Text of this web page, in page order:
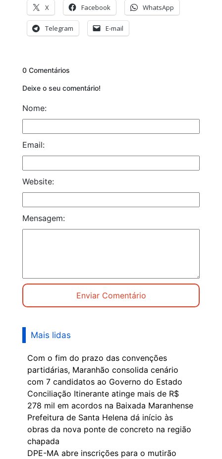
X Facebook WhatsApp
Telegram E-mail
0 Comentários
Deixe o seu comentário!
Nome:
Email:
Website:
Mensagem:
Mais lidas
Com o fim do prazo das convenções
partidárias, Maranhão consolida cenário
com 7 candidatos ao Governo do Estado
Conciliação Itinerante atinge mais de R$
278 mil em acordos na Baixada Maranhense
Prefeitura de Santa Helena dá início às
obras da nova ponte de concreto na região
chapada
DPE-MA abre inscrições para o mutirão